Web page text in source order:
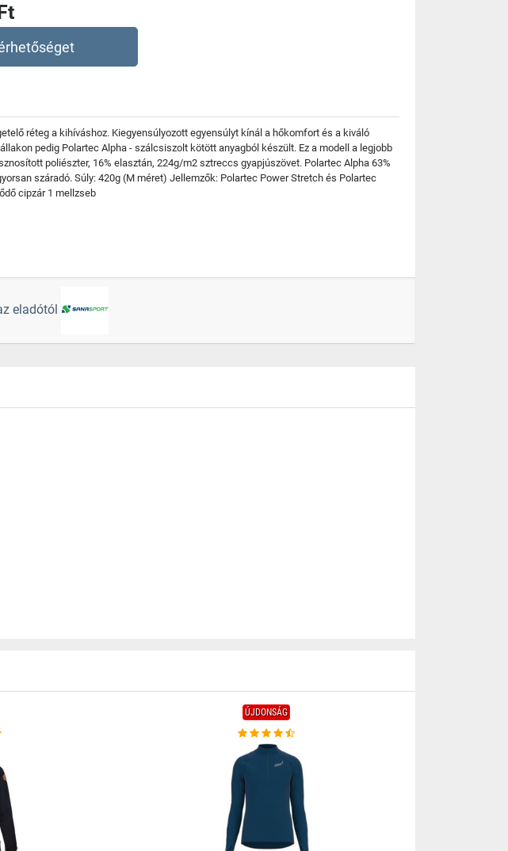
réteg a kihíváshoz. Kiegyensúlyozott egyensúlyt kínál a hőkomfort és a kiváló
pedig Polartec Alpha - szálcsiszolt kötött anyagból készült. Ez a modell a legjobb
poliészter, 16% elasztán, 224g/m2 sztreccs gyapjúszövet. Polartec Alpha 63%
száradó. Súly: 420g (M méret) Jellemzők: Polartec Power Stretch és Polartec
cipzár 1 mellzseb
eladótól
ÚJDONSÁG